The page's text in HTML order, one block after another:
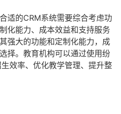
适的CRM系统需要综合考虑功
化能力、成本效益和支持服务
强大的功能和定制化能力，成
择。教育机构可以通过使用纷
效率、优化教学管理、提升整